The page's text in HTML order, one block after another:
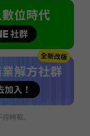
轉載。